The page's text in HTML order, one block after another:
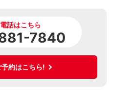
話はこちら
7840
約はこちら!